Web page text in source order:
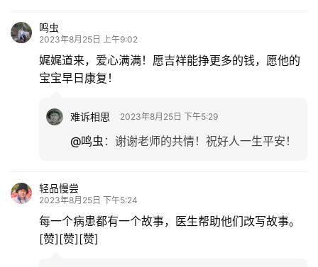
鸣虫
2023年8月25日 上午9:02
娓娓道来，爱心满满！愿吉祥能挣更多的钱，愿他的
宝宝早日康复！
难诉相思 2023年8月25日 下午5:29
@鸣虫 ： 谢谢老师的共情！祝好人一生平安！
轻品慢尝
2023年8月25日 下午5:24
每一个病患都有一个故事，医生帮助他们改写故事。
[赞][赞][赞]